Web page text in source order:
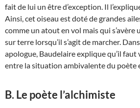
fait de lui un être d’exception. Il
Ainsi, cet oiseau est doté de grandes
comme un atout en vol mais qui
sur terre lorsqu’il s’agit de marcher.
apologue, Baudelaire explique qu’il
entre la situation ambivalente du poète
B. Le poète l’alchimiste